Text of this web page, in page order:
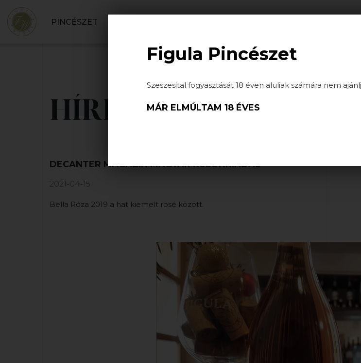
PINCÉSZET
HÍREK
DECANTER MAGAZIN MAGYAR KÜLÖNKIADÁS
2021-04-15
Bella Róza 2019 a hat kiemelt rosé között.
Figula Pincészet
Szeszesital fogyasztását 18 éven aluliak számára nem
MÁR ELMÚLTAM 18 ÉVES